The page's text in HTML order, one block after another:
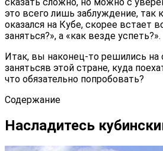
это всего лишь заблуждение, так
оказался на Кубе, скорее встает
заняться?», а «как везде успеть?».
Итак, вы наконец-то решились на
занятьсяв этой стране, куда
что обязательно попробовать?
Содержание
Насладитесь